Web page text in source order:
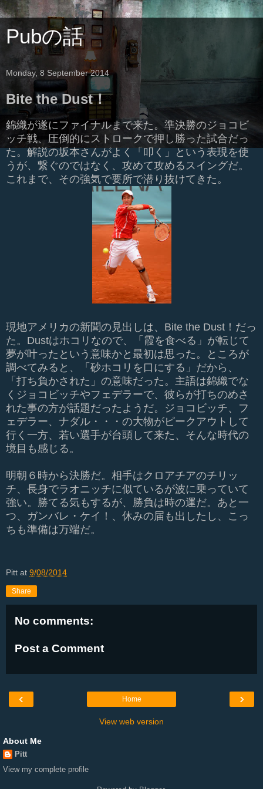
Pubの話
Monday, 8 September 2014
Bite the Dust！
錦織が遂にファイナルまで来た。準決勝のジョコビ
ッチ戦、圧倒的にストロークで押し勝った試合だっ
た。解説の坂本さんがよく「叩く」という表現を使
うが、繋ぐのではなく、攻めて攻めるスイングだ。
これまで、その強気で要所で潜り抜けてきた。
現地アメリカの新聞の見出しは、Bite the Dust！だっ
た。Dustはホコリなので、「霞を食べる」が転じて
夢が叶ったという意味かと最初は思った。ところが
調べてみると、「砂ホコリを口にする」だから、
「打ち負かされた」の意味だった。主語は錦織でな
くジョコビッチやフェデラーで、彼らが打ちのめさ
れた事の方が話題だったようだ。ジョコビッチ、フ
ェデラー、ナダル・・・の大物がピークアウトして
行く一方、若い選手が台頭して来た、そんな時代の
境目も感じる。
明朝６時から決勝だ。相手はクロアチアのチリッ
チ、長身でラオニッチに似ているが波に乗っていて
強い。勝てる気もするが、勝負は時の運だ。あと一
つ、ガンバレ・ケイ！、休みの届も出したし、こっ
ちも準備は万端だ。
Pitt at 9/08/2014
Share
No comments:
Post a Comment
‹ ›
Home
View web version
About Me
Pitt
View my complete profile